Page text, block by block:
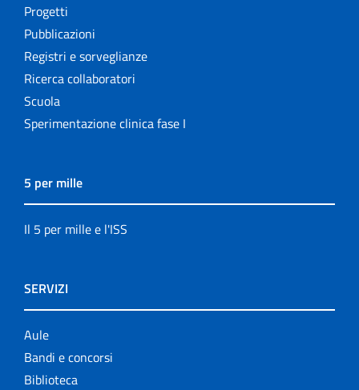
Progetti
Pubblicazioni
Registri e sorveglianze
Ricerca collaboratori
Scuola
Sperimentazione clinica fase I
5 per mille
Il 5 per mille e l'ISS
SERVIZI
Aule
Bandi e concorsi
Biblioteca